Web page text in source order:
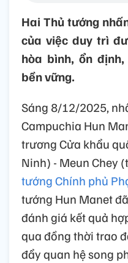
Hai Thủ tướng
của việc duy trì
hòa bình, ổn
bền vững.
Sáng 8/12/2025,
Campuchia Hun
trương Cửa khẩu
Ninh) - Meun Chey
tướng Chính phủ
tướng Hun Manet
đánh giá kết quả
qua đồng thời trao
đẩy quan hệ song